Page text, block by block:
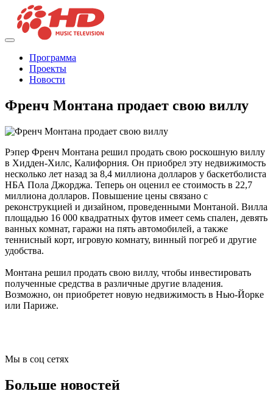
Программа
Проекты
Новости
Френч Монтана продает свою виллу
Рэпер Френч Монтана решил продать свою роскошную виллу
в Хидден-Хилс, Калифорния. Он приобрел эту недвижимость
несколько лет назад за 8,4 миллиона долларов у баскетболиста
НБА Пола Джорджа. Теперь он оценил ее стоимость в 22,7
миллиона долларов. Повышение цены связано с
реконструкцией и дизайном, проведенными Монтаной. Вилла
площадью 16 000 квадратных футов имеет семь спален, девять
ванных комнат, гаражи на пять автомобилей, а также
теннисный корт, игровую комнату, винный погреб и другие
удобства.
Монтана решил продать свою виллу, чтобы инвестировать
полученные средства в различные другие владения.
Возможно, он приобретет новую недвижимость в Нью-Йорке
или Париже.
Мы в соц сетях
Больше новостей